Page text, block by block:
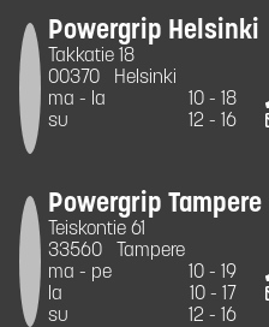
Powergrip Helsinki
Takkatie 18
00370
Helsinki
ma - la
10 - 18
su
12 - 16
Powergrip Tampere
Teiskontie 61
33560
Tampere
ma - pe
10 - 19
la
10 - 17
su
12 - 16